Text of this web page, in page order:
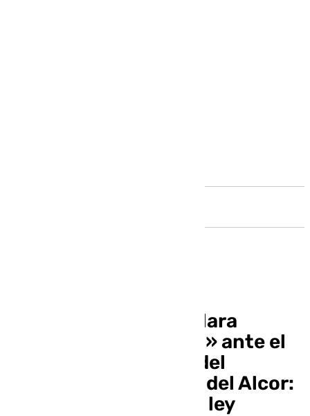
Ricardo Sánchez declara
«tranquilo y confiado» ante el
Juzgado por el caso del
tanatorio de Mairena del Alcor:
«actué conforme a la ley